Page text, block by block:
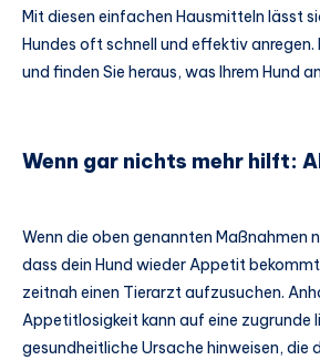
Mit diesen einfachen Hausmitteln lässt
Hundes oft schnell und effektiv anregen.
und finden Sie heraus, was Ihrem Hund
Wenn gar nichts mehr hilft:
Wenn die oben genannten Maßnahmen
dass dein Hund wieder Appetit
zeitnah einen Tierarzt aufzusuchen.
Appetitlosigkeit kann auf eine zugrunde
gesundheitliche Ursache hinweisen, die